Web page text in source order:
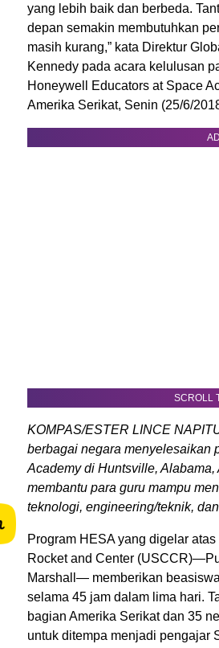
yang lebih baik dan berbeda.
depan semakin membutuhkan
masih kurang,” kata Direktur
Kennedy pada acara kelulusan
Honeywell Educators at Space
Amerika Serikat, Senin (25/6/
SCROLL
KOMPAS/ESTER LINCE
berbagai negara menyelesaikan
Academy di Huntsville,
membantu para guru mampu
teknologi, engineering/teknik,
Program HESA yang digelar
Rocket and Center
Marshall— memberikan
selama 45 jam dalam lima hari.
bagian Amerika Serikat dan 35
untuk ditempa menjadi pengajar